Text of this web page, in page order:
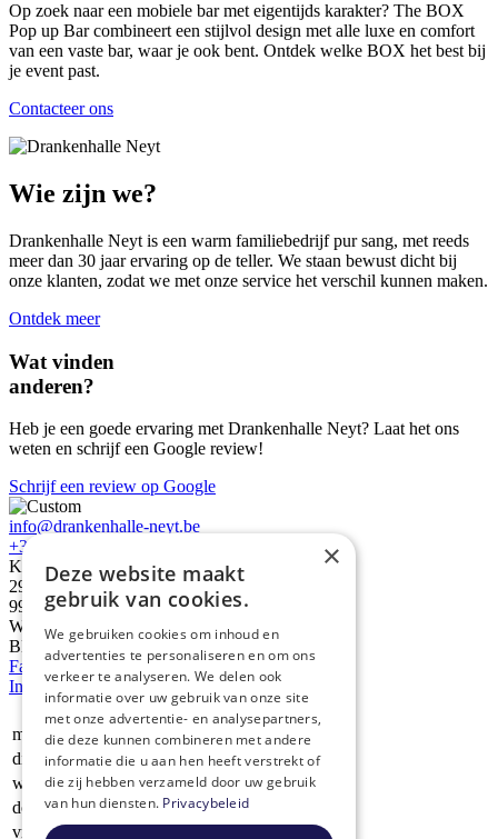
Op zoek naar een mobiele bar met eigentijds karakter? The BOX
Pop up Bar combineert een stijlvol design met alle luxe en comfort
van een vaste bar, waar je ook bent. Ontdek welke BOX het best bij
je event past.
Contacteer ons
Wie zijn we?
Drankenhalle Neyt is een warm familiebedrijf pur sang, met reeds
meer dan 30 jaar ervaring op de teller. We staan bewust dicht bij
onze klanten, zodat we met onze service het verschil kunnen maken.
Ontdek meer
Wat vinden
anderen?
Heb je een goede ervaring met Drankenhalle Neyt? Laat het ons
weten en schrijf een Google review!
Schrijf een review op Google
info@drankenhalle-neyt.be
+32 (0)9 377 74 28
Kapellestraat
29
9950
Waarschoot
BE 0883.270.320
Facebook Facebook
InstagramInstagram
Dag
Time slot
ma:
9:00-12:00, 13:30-18:00
di:
Gesloten
wo:
9:00-12:00, 13:30-18:00
do:
9:00-12:00, 13:30-18:00
vr:
9:00-12:00, 13:30-18:00
×
Deze website maakt
gebruik van cookies.
We gebruiken cookies om inhoud en
advertenties te personaliseren en om ons
verkeer te analyseren. We delen ook
informatie over uw gebruik van onze site
met onze advertentie- en analysepartners,
die deze kunnen combineren met andere
informatie die u aan hen heeft verstrekt of
die zij hebben verzameld door uw gebruik
van hun diensten. Privacybeleid